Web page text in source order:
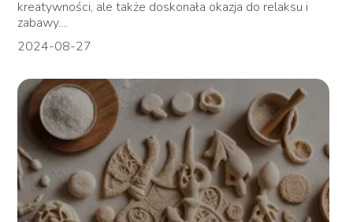
kreatywności, ale także doskonała okazja do relaksu i
zabawy....
2024-08-27